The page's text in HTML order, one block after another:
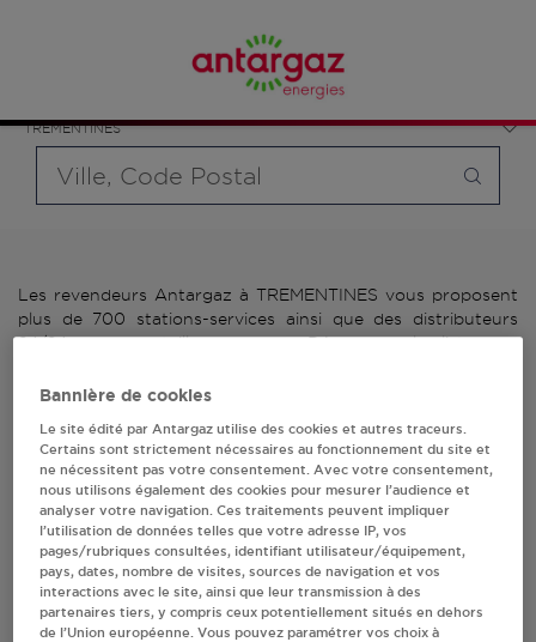
TREMENTINES
bouteille souhaité et le type de point de vente (revendeur /
distributeur automatique de bouteilles de gaz ou station GPL
carburant)
Les revendeurs Antargaz à TREMENTINES vous proposent
plus de 700 stations-services ainsi que des distributeurs
24/24h de bouteilles de gaz. Découvrez la liste des
de téléphone de votre stations GPL ou distributeurs de
2 revendeur(s) Antargaz
à TREMENTINES
Villes
Bannière de cookies
Le site édité par Antargaz utilise des cookies et autres traceurs.
Certains sont strictement nécessaires au fonctionnement du site et
ne nécessitent pas votre consentement. Avec votre consentement,
nous utilisons également des cookies pour mesurer l’audience et
analyser votre navigation. Ces traitements peuvent impliquer
l’utilisation de données telles que votre adresse IP, vos
pages/rubriques consultées, identifiant utilisateur/équipement,
pays, dates, nombre de visites, sources de navigation et vos
interactions avec le site, ainsi que leur transmission à des
partenaires tiers, y compris ceux potentiellement situés en dehors
de l’Union européenne. Vous pouvez paramétrer vos choix à